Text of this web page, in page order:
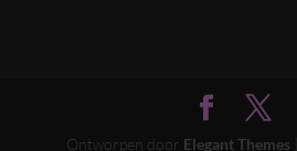
Ontworpen door Elegant Themes